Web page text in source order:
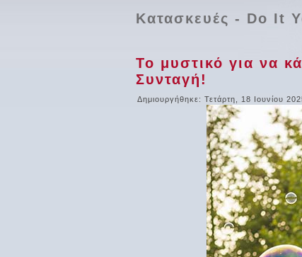
Κατασκευές - Do It
Το μυστικό για να
Συνταγή!
Δημιουργήθηκε: Τετάρτη, 18 Ιουνίου